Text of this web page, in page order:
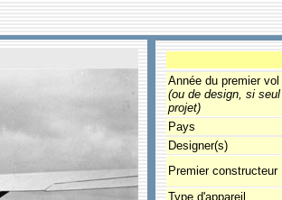
Année du premier vol
(ou de design, si seul
projet)
Pays
Designer(s)
Premier constructeur
Type d'appareil